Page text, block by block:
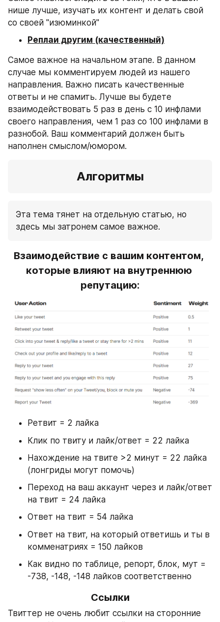
нише лучше, изучать их контент и делать свой
со своей "изюминкой"
Реплаи другим (качественный)
Самое важное на начальном этапе. В данном
случае мы комментируем людей из нашего
направления. Важно писать качественные
ответы и не спамить. Лучше вы будете
взаимодействовать 5 раз в день с 10 инфлами
своего направления, чем 1 раз со 100 инфлами в
разнобой. Ваш комментарий должен быть
наполнен смыслом/юмором.
Алгоритмы
Эта тема тянет на отдельную статью, но
здесь мы затронем самое важное.
Взаимодействие с вашим контентом,
которые влияют на внутреннюю
репутацию:
Ретвит = 2 лайка
Клик по твиту и лайк/ответ = 22 лайка
Нахождение на твите >2 минут = 22 лайка
(лонгриды могут помочь)
Переход на ваш аккаунт через и лайк/ответ
на твит = 24 лайка
Ответ на твит = 54 лайка
Ответ на твит, на который ответишь и ты в
комменатриях = 150 лайков
Как видно по таблице, репорт, блок, мут =
-738, -148, -148 лайков соответственно
Ссылки
Твиттер не очень любит ссылки на сторонние